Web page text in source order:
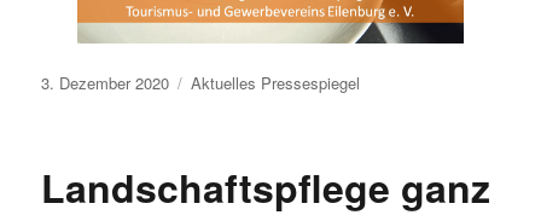
Veröffentlicht
3. Dezember 2020 Aktuelles Pressespiegel
Landschaftspflege ganz